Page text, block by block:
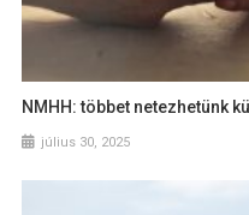
NMHH: többet netezhetünk
július 30, 2025